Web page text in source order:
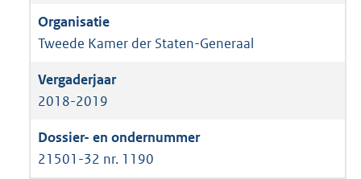
Tweede Kamer der Staten-Generaal
2018-2019
21501-32 nr. 1190